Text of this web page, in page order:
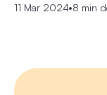
11 Mar 2024•8 min